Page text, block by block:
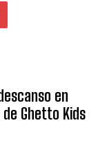
en
Ghetto Kids